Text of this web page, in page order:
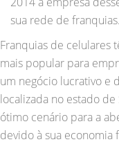
sua rede de franquias.
Franquias de celulares
mais popular para
um negócio lucrativo e
localizada no estado
ótimo cenário para a
devido à sua economia